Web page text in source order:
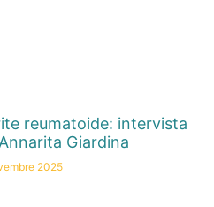
reumatoide: intervista
Giardina
2025